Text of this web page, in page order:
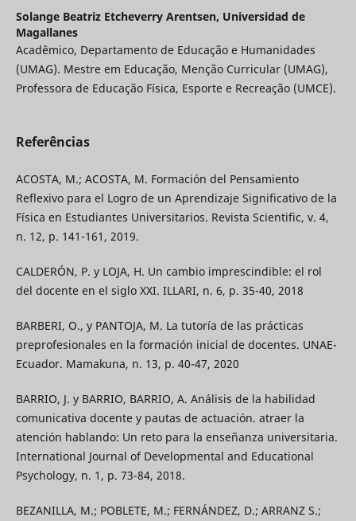
Solange Beatriz Etcheverry Arentsen, Universidad de
Magallanes
Acadêmico, Departamento de Educação e Humanidades
(UMAG). Mestre em Educação, Menção Curricular (UMAG),
Professora de Educação Física, Esporte e Recreação (UMCE).
Referências
ACOSTA, M.; ACOSTA, M. Formación del Pensamiento
Reflexivo para el Logro de un Aprendizaje Significativo de la
Física en Estudiantes Universitarios. Revista Scientific, v. 4,
n. 12, p. 141-161, 2019.
CALDERÓN, P. y LOJA, H. Un cambio imprescindible: el rol
del docente en el siglo XXI. ILLARI, n. 6, p. 35-40, 2018
BARBERI, O., y PANTOJA, M. La tutoría de las prácticas
preprofesionales en la formación inicial de docentes. UNAE-
Ecuador. Mamakuna, n. 13, p. 40-47, 2020
BARRIO, J. y BARRIO, BARRIO, A. Análisis de la habilidad
comunicativa docente y pautas de actuación. atraer la
atención hablando: Un reto para la enseñanza universitaria.
International Journal of Developmental and Educational
Psychology, n. 1, p. 73-84, 2018.
BEZANILLA, M.; POBLETE, M.; FERNÁNDEZ, D.; ARRANZ S.;